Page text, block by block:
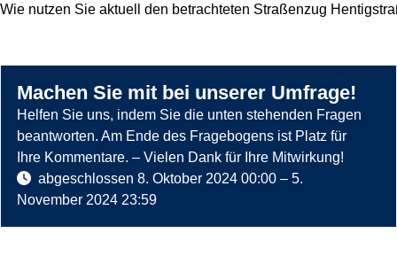
Wie nutzen Sie aktuell den betrachteten Straßenzug
Machen Sie mit bei unserer Umfrage!
Helfen Sie uns, indem Sie die unten stehenden Fragen
beantworten. Am Ende des Fragebogens ist Platz für
Ihre Kommentare. – Vielen Dank für Ihre Mitwirkung!
abgeschlossen 8. Oktober 2024 00:00 – 5.
November 2024 23:59